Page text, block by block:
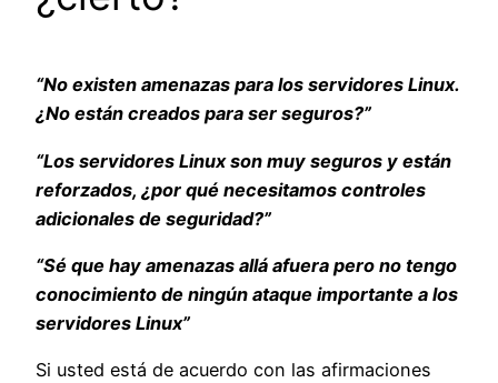
“No existen amenazas para los servidores Linux.
¿No están creados para ser seguros?”
“Los servidores Linux son muy seguros y están
reforzados, ¿por qué necesitamos controles
adicionales de seguridad?”
“Sé que hay amenazas allá afuera pero no tengo
conocimiento de ningún ataque importante a los
servidores Linux”
Si usted está de acuerdo con las afirmaciones